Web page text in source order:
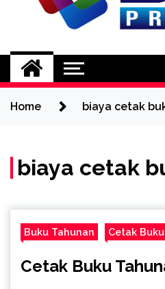
Jasa
DMG
Home biaya cetak
biaya cetak
Buku Tahunan Cetak
Cetak Buku